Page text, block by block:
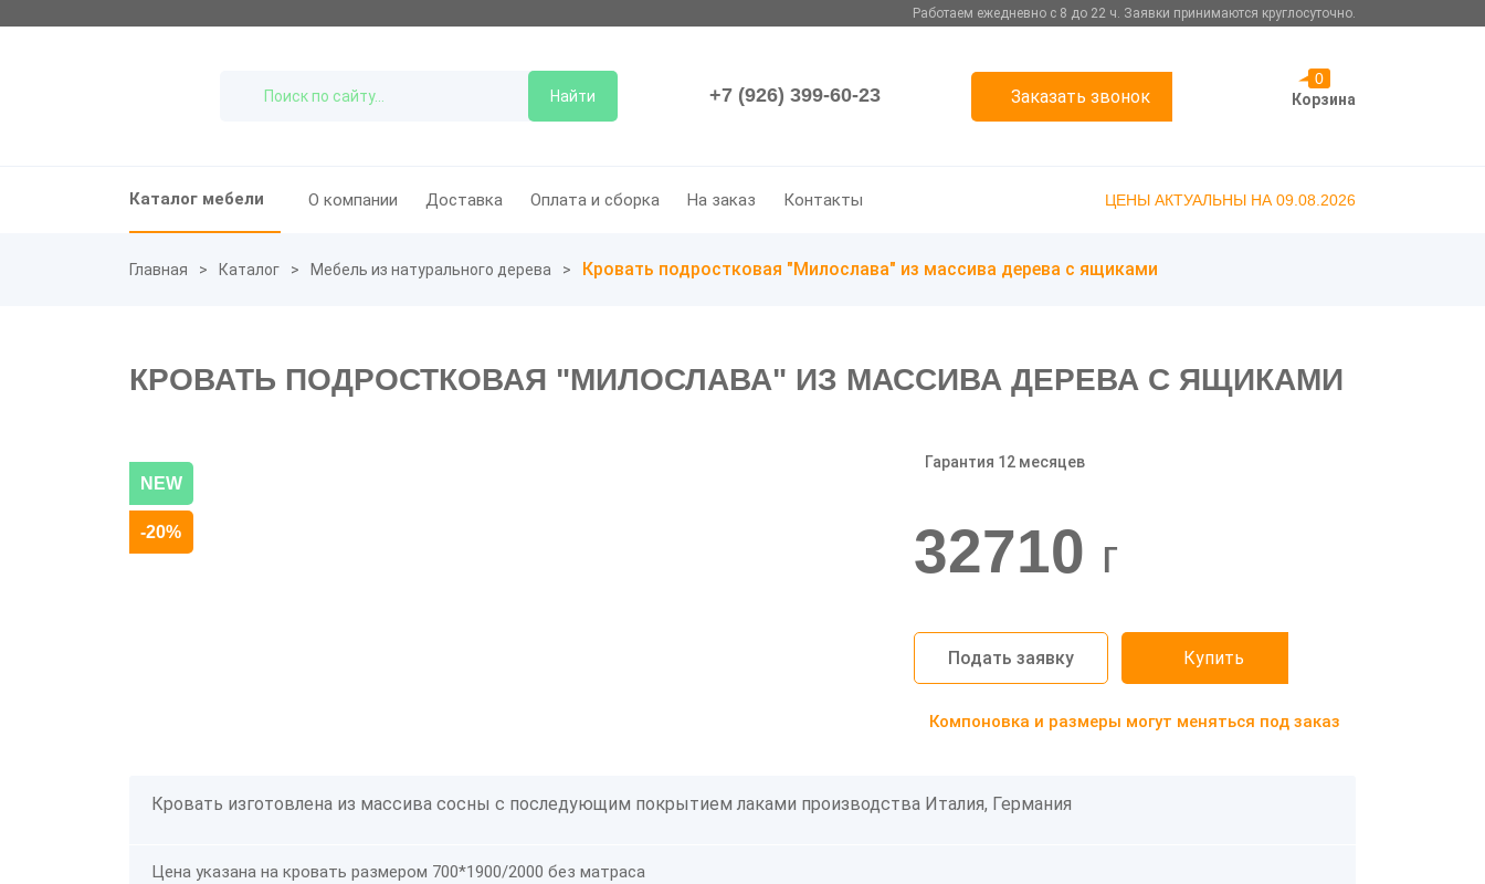
Работаем ежедневно с 8 до 22 ч. Заявки принимаются круглосуточно.
Найти +7 (926) 399-60-23 Заказать звонок
0
Корзина
Каталог мебели О компании Доставка Оплата и сборка На заказ Контакты ЦЕНЫ АКТУАЛЬНЫ НА 09.08.2026
Главная Каталог Мебель из натурального дерева Кровать подростковая "Милослава" из массива дерева с ящиками
КРОВАТЬ ПОДРОСТКОВАЯ "МИЛОСЛАВА" ИЗ МАССИВА ДЕРЕВА С ЯЩИКАМИ
NEW
-20%
Гарантия 12 месяцев
32710 г
Подать заявку Купить
Компоновка и размеры могут меняться под заказ
Кровать изготовлена из массива сосны с последующим покрытием лаками производства Италия, Германия
Цена указана на кровать размером 700*1900/2000 без матраса